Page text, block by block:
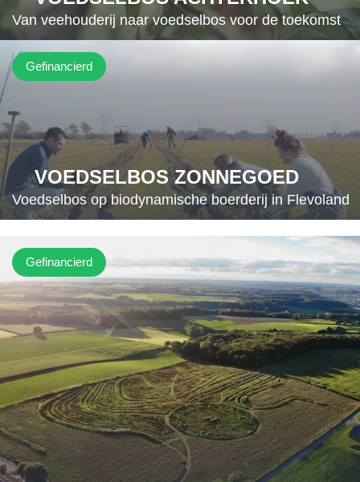
Van veehouderij naar voedselbos voor de toekomst
Gefinancierd
VOEDSELBOS ZONNEGOED
Voedselbos op biodynamische boerderij in Flevoland
Gefinancierd